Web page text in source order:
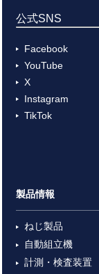
公式SNS
Facebook
YouTube
X
Instagram
TikTok
製品情報
ねじ製品
自動組立機
計測・検査装置